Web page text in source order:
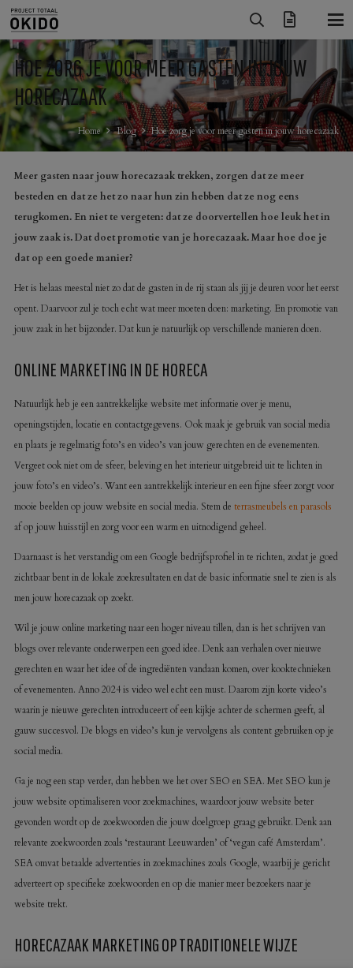
HOE ZORG JE VOOR MEER GASTEN IN JOUW
HORECAZAAK
Home Blog Hoe zorg je voor meer gasten in jouw horecazaak
Meer gasten naar jouw horecazaak trekken, zorgen dat ze meer
besteden en dat ze het zo naar hun zin hebben dat ze nog eens
terugkomen. En niet te vergeten: dat ze doorvertellen hoe leuk het in
jouw zaak is. Dat doet promotie van je horecazaak. Maar hoe doe je
dat op een goede manier?
Het is helaas meestal niet zo dat de gasten in de rij staan als jij je deuren voor het eerst
opent. Daarvoor zul je toch echt wat meer moeten doen: marketing. En promotie van
jouw zaak in het bijzonder. Dat kun je natuurlijk op verschillende manieren doen.
ONLINE MARKETING IN DE HORECA
Natuurlijk heb je een aantrekkelijke website met informatie over je menu,
openingstijden, locatie en contactgegevens. Ook maak je gebruik van social media
en plaats je regelmatig foto’s en video’s van jouw gerechten en de evenementen.
Vergeet ook niet om de sfeer, beleving en het interieur uitgebreid uit te lichten in
jouw foto’s en video’s. Want een aantrekkelijk interieur en een fijne sfeer zorgt voor
mooie beelden op jouw website en social media. Stem de terrasmeubels en parasols
af op jouw huisstijl en zorg voor een warm en uitnodigend geheel.
Daarnaast is het verstandig om een Google bedrijfsprofiel in te richten, zodat je goed
zichtbaar bent in de lokale zoekresultaten en dat de basic informatie snel te zien is als
men jouw horecazaak op zoekt.
Wil je jouw online marketing naar een hoger niveau tillen, dan is het schrijven van
blogs over relevante onderwerpen een goed idee. Denk aan verhalen over nieuwe
gerechten en waar het idee of de ingrediënten vandaan komen, over kooktechnieken
of evenementen. Anno 2024 is video wel echt een must. Daarom zijn korte video’s
waarin je nieuwe gerechten introduceert of een kijkje achter de schermen geeft, al
gauw succesvol. De blogs en video’s kun je vervolgens als content gebruiken op je
social media.
Ga je nog een stap verder, dan hebben we het over SEO en SEA. Met SEO kun je
jouw website optimaliseren voor zoekmachines, waardoor jouw website beter
gevonden wordt op de zoekwoorden die jouw doelgroep graag gebruikt. Denk aan
relevante zoekwoorden zoals ‘restaurant Leeuwarden’ of ‘vegan café Amsterdam’.
SEA omvat betaalde advertenties in zoekmachines zoals Google, waarbij je gericht
adverteert op specifieke zoekwoorden en op die manier meer bezoekers naar je
website trekt.
HORECAZAAK MARKETING OP TRADITIONELE WIJZE